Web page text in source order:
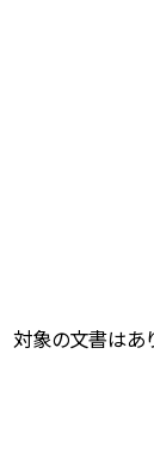
対象の文書はあ